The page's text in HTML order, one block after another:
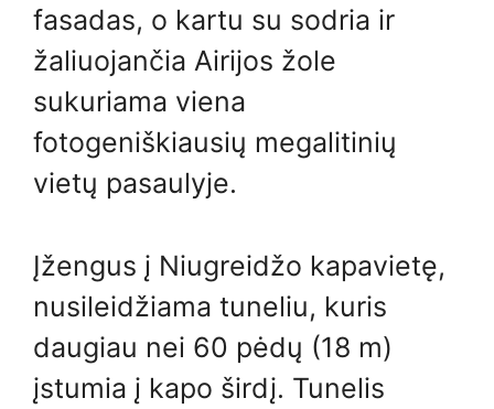
fasadas, o kartu su sodria ir
žaliuojančia Airijos žole
sukuriama viena
fotogeniškiausių megalitinių
vietų pasaulyje.
Įžengus į Niugreidžo kapavietę,
nusileidžiama tuneliu, kuris
daugiau nei 60 pėdų (18 m)
įstumia į kapo širdį. Tunelis